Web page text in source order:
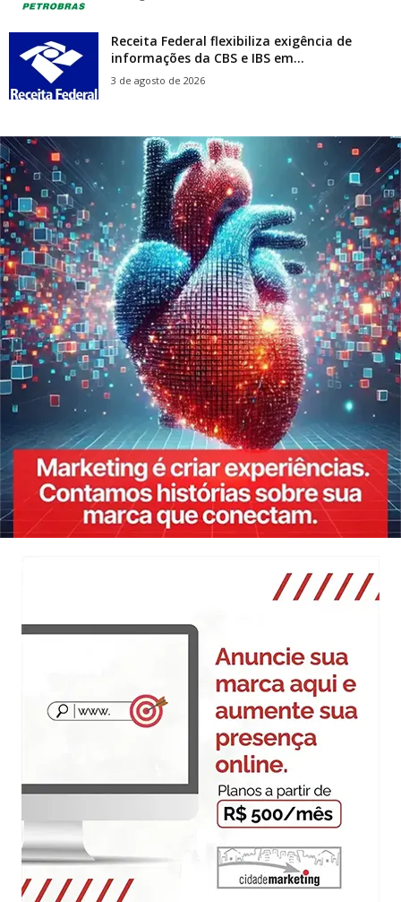
Receita Federal flexibiliza exigência de
informações da CBS e IBS em...
3 de agosto de 2026